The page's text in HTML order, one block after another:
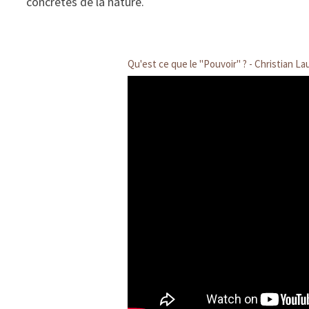
Qu'est ce que le "Pouvoir" ? - Christian